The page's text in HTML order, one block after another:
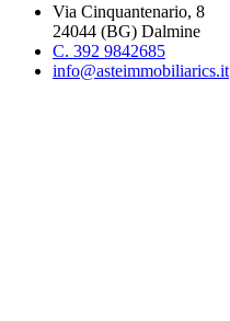
Via Cinquantenario, 8
24044 (BG) Dalmine
C. 392 9842685
info@asteimmobiliarics.it